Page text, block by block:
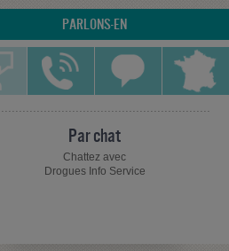
PARLONS-EN
Par chat
Chattez avec
Drogues Info Service